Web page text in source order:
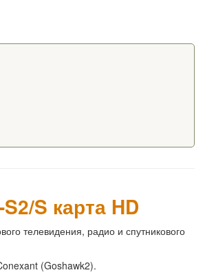
S карта HD
телевидения, радио и спутникового
(Goshawk2).